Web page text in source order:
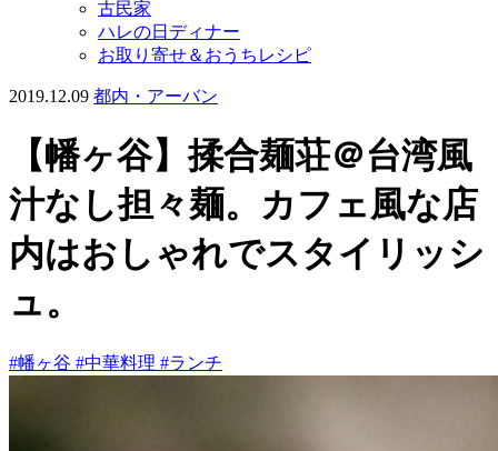
古民家
ハレの日ディナー
お取り寄せ＆おうちレシピ
2019.12.09 都内・アーバン
【幡ヶ谷】揉合麺荘＠台湾風
汁なし担々麺。カフェ風な店
内はおしゃれでスタイリッシ
ュ。
#幡ヶ谷 #中華料理 #ランチ